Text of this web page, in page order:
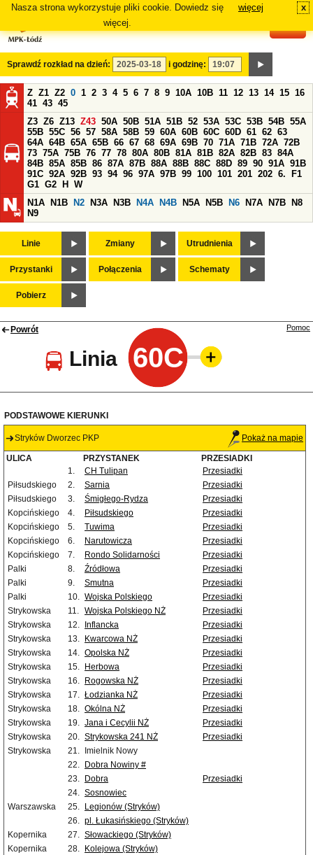
Nasza strona wykorzystuje pliki cookie. Dowiedz się
więcej.
więcej x
Sprawdź rozkład na dzień: i godzinę:
Z Z1 Z2 0 1 2 3 4 5 6 7 8 9 10A 10B 11 12 13 14 15 16
41 43 45
Z3 Z6 Z13 Z43 50A 50B 51A 51B 52 53A 53C 53B 54B 55A
55B 55C 56 57 58A 58B 59 60A 60B 60C 60D 61 62 63
64A 64B 65A 65B 66 67 68 69A 69B 70 71A 71B 72A 72B
73 75A 75B 76 77 78 80A 80B 81A 81B 82A 82B 83 84A
84B 85A 85B 86 87A 87B 88A 88B 88C 88D 89 90 91A 91B
91C 92A 92B 93 94 96 97A 97B 99 100 101 201 202 6.
F1
G1 G2 H
W
N1A
N1B N2 N3A N3B N4A N4B N5A N5B N6 N7A N7B
N8
N9
Linie Zmiany Utrudnienia
Przystanki Połączenia Schematy
Pobierz
Powrót
Linia 60C
Pomoc
PODSTAWOWE KIERUNKI
Stryków Dworzec PKP Pokaż na mapie
ULICA PRZYSTANEK
PRZESIADKI
1.
CH Tulipan
Przesiadki
Piłsudskiego
2. Sarnia
Przesiadki
Piłsudskiego
3. Śmigłego-Rydza
Przesiadki
Kopcińskiego
4. Piłsudskiego
Przesiadki
Kopcińskiego
5. Tuwima
Przesiadki
Kopcińskiego
6. Narutowicza
Przesiadki
Kopcińskiego
7. Rondo Solidarności
Przesiadki
Palki
8. Źródłowa
Przesiadki
Palki
9. Smutna
Przesiadki
Palki
10. Wojska Polskiego
Przesiadki
Strykowska
11. Wojska Polskiego NŻ
Przesiadki
Strykowska
12. Inflancka
Przesiadki
Strykowska
13. Kwarcowa NŻ
Przesiadki
Strykowska
14. Opolska NŻ
Przesiadki
Strykowska
15. Herbowa
Przesiadki
Strykowska
16. Rogowska NŻ
Przesiadki
Strykowska
17. Łodzianka NŻ
Przesiadki
Strykowska
18. Okólna NŻ
Przesiadki
Strykowska
19. Jana i Cecylii NŻ
Przesiadki
Strykowska
20. Strykowska 241 NŻ
Przesiadki
Strykowska
21.
Imielnik Nowy
22.
Dobra Nowiny #
23.
Dobra
Przesiadki
24. Sosnowiec
Warszawska
25.
Legionów (Stryków)
26. pl. Łukasińskiego (Stryków)
Kopernika
27. Słowackiego (Stryków)
Kopernika
28.
Kolejowa (Stryków)